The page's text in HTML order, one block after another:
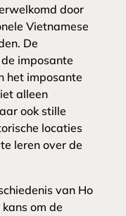
door
Vietnamese
De
imposante
het imposante
alleen
ook stille
locaties
leren over de
van Ho
om de